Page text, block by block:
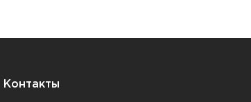
Контакты